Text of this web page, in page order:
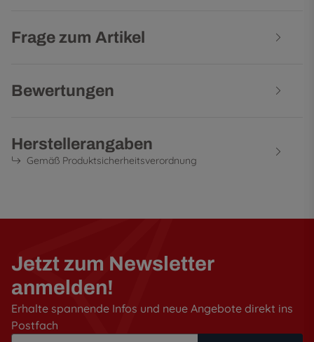
Frage zum Artikel
Bewertungen
Herstellerangaben
Gemäß Produktsicherheitsverordnung
Jetzt zum Newsletter
anmelden!
Erhalte spannende Infos und neue Angebote direkt ins
Postfach